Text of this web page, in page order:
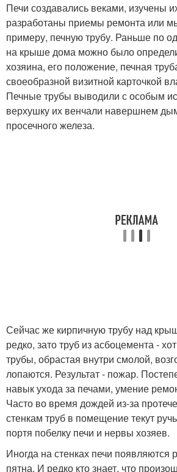
Печи создавались веками, изучены
разработаны приемы ремонта или
примеру, печную трубу. Раньше по
на крыше дома можно было
хозяина, его положение, печная
своеобразной визитной карточкой
Печные трубы выводили с особым
верхушку их венчали навершнем
просечного железа.
Сейчас же кирпичную трубу над
редко, зато труб из асбоцемента -
трубы, обрастая внутри смолой,
лопаются. Результат - пожар.
навык ухода за печами, умение
Часто во время дождей из-за
стенкам труб в помещение текут
портя побелку печи и нервы хозяев.
Иногда на стенках печи появляются
пятна. И редко кто знает, что